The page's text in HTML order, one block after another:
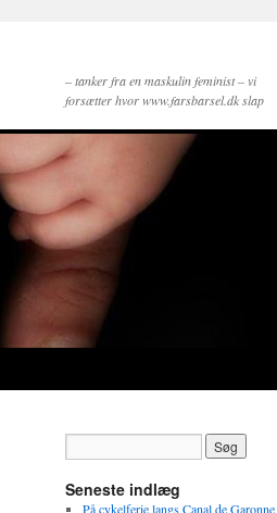
– tanker fra en maskulin feminist – vi
forsætter hvor www.farsbarsel.dk slap
Seneste indlæg
På cykelferie langs Canal de Garonne